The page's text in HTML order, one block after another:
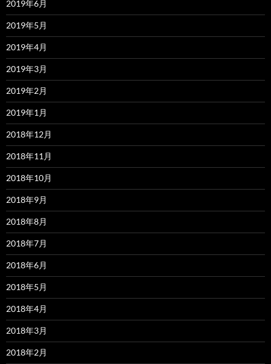
2019年6月
2019年5月
2019年4月
2019年3月
2019年2月
2019年1月
2018年12月
2018年11月
2018年10月
2018年9月
2018年8月
2018年7月
2018年6月
2018年5月
2018年4月
2018年3月
2018年2月